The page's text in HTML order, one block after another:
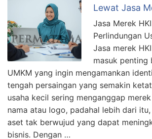
Lewat Jasa
Jasa Merek
Perlindungan
Jasa merek
masuk penting
UMKM yang ingin mengamankan
tengah persaingan yang semakin
usaha kecil sering menganggap
nama atau logo, padahal lebih dari
aset tak berwujud yang dapat
bisnis. Dengan …